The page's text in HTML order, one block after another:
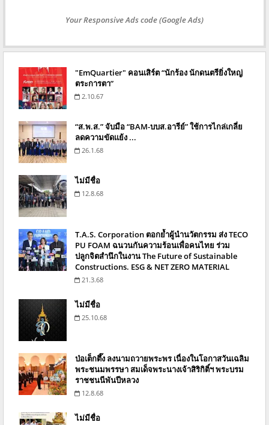
Your Responsive Ads code (Google Ads)
"EmQuartier" คอนเสิร์ต “นักร้อง นักดนตรียิ่งใหญ่
ตระการตา”
2.10.67
“ส.พ.ส.” จับมือ “BAM-บบส.อารีย์” ใช้การไกล่เกลี่ย
ลดความขัดแย้ง ...
26.1.68
ไม่มีชื่อ
12.8.68
T.A.S. Corporation ตอกย้ำผู้นำนวัตกรรม ส่ง TECO
PU FOAM ฉนวนกันความร้อนเพื่อคนไทย ร่วม
ปลูกจิตสำนึกในงาน The Future of Sustainable
Constructions. ESG & NET ZERO MATERIAL
21.3.68
ไม่มีชื่อ
25.10.68
ป่อเต็กตึ๊ง ลงนามถวายพระพร เนื่องในโอกาสวันเฉลิม
พระชนมพรรษา สมเด็จพระนางเจ้าสิริกิติ์ฯ พระบรม
ราชชนนีพันปีหลวง
12.8.68
ไม่มีชื่อ